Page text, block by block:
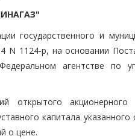
государственного и
N 1124-р, на основании
агентстве по
открытого акционерного
капитала
о цене.